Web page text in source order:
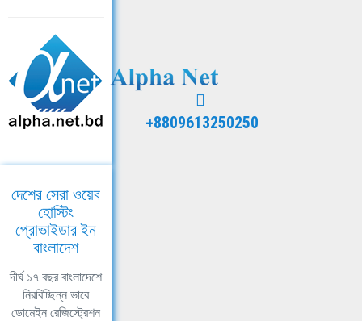
+8809613250250
দেশের সেরা ওয়েব
হোস্টিং
প্রোভাইডার ইন
বাংলাদেশ
দীর্ঘ ১৭ বছর বাংলাদেশে
নিরবিচ্ছিন্ন ভাবে
ডোমেইন রেজিস্ট্রেশন